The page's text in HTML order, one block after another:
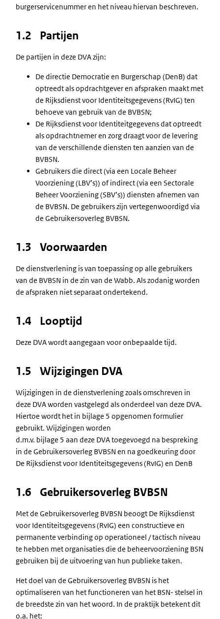
burgerservicenummer en het niveau hiervan beschreven.
1.2 Partijen
De partijen in deze DVA zijn:
De directie Democratie en Burgerschap (DenB) dat
optreedt als opdrachtgever en afspraken maakt met
de Rijksdienst voor Identiteitsgegevens (RvIG) ten
behoeve van gebruik van de BVBSN;
De Rijksdienst voor Identiteitgegevens dat optreedt
als opdrachtnemer en zorg draagt voor de levering
van de verschillende diensten ten aanzien van de
BVBSN.
Gebruikers die direct (via een Locale Beheer
Voorziening (LBV’s)) of indirect (via een Sectorale
Beheer Voorziening (SBV’s)) diensten afnemen van
de BVBSN. De gebruikers zijn vertegenwoordigd via
de Gebruikersoverleg BVBSN.
1.3 Voorwaarden
De dienstverlening is van toepassing op alle gebruikers
van de BVBSN in de zin van de Wabb. Als zodanig worden
de afspraken niet separaat ondertekend.
1.4 Looptijd
Deze DVA wordt aangegaan voor onbepaalde tijd.
1.5 Wijzigingen DVA
Wijzigingen in de dienstverlening zoals omschreven in
deze DVA worden vastgelegd als onderdeel van deze DVA.
Hiertoe wordt het in bijlage 5 opgenomen formulier
gebruikt. Wijzigingen worden
d.m.v. bijlage 5 aan deze DVA toegevoegd na bespreking
in de Gebruikersoverleg BVBSN en na goedkeuring door
De Rijksdienst voor Identiteitsgegevens (RvIG) en DenB
1.6 Gebruikersoverleg BVBSN
Met de Gebruikersoverleg BVBSN beoogt De Rijksdienst
voor Identiteitsgegevens (RvIG) een constructieve en
permanente verbinding op operationeel / tactisch niveau
te hebben met organisaties die de beheervoorziening BSN
gebruiken bij de uitvoering van hun publieke taken.
Het doel van de Gebruikersoverleg BVBSN is het
optimaliseren van het functioneren van het BSN- stelsel in
de breedste zin van het woord. In de praktijk betekent dit
o.a. het: